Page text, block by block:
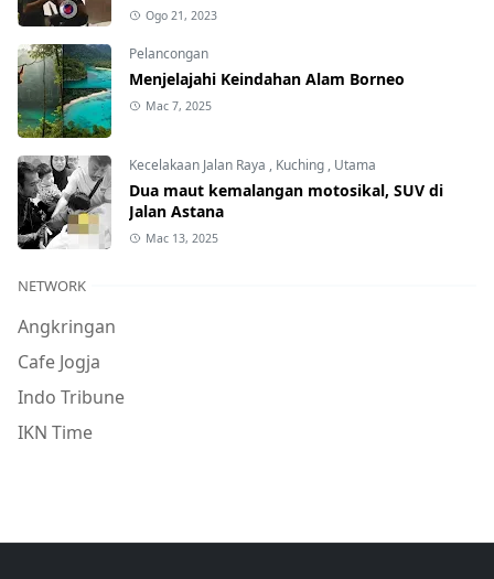
Ogo 21, 2023
Pelancongan
Menjelajahi Keindahan Alam Borneo
Mac 7, 2025
Kecelakaan Jalan Raya , Kuching , Utama
Dua maut kemalangan motosikal, SUV di
Jalan Astana
Mac 13, 2025
NETWORK
Angkringan
Cafe Jogja
Indo Tribune
IKN Time